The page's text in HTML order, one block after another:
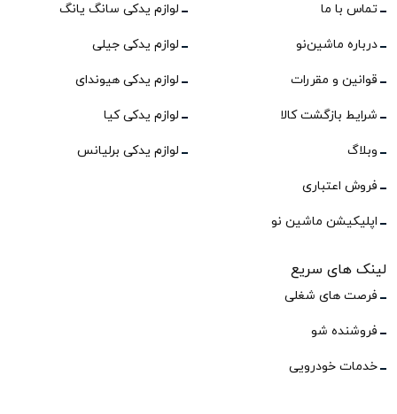
تماس با ما
درباره ماشین‌نو
قوانین و مقررات
شرایط بازگشت کالا
وبلاگ
فروش اعتباری
اپلیکیشن ماشین نو
لوازم یدکی سانگ یانگ
لوازم یدکی جیلی
لوازم یدکی هیوندای
لوازم یدکی کیا
لوازم یدکی برلیانس
لینک های سریع
فرصت های شغلی
فروشنده شو
خدمات خودرویی